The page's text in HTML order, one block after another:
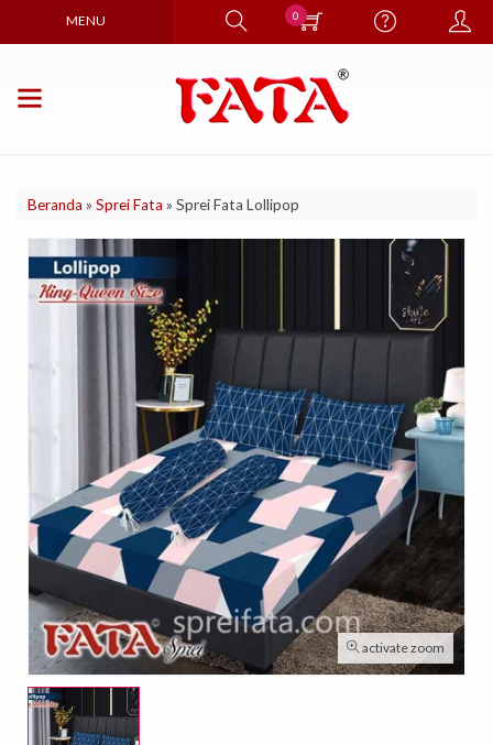
MENU 0
Beranda » Sprei Fata » Sprei Fata Lollipop
activate zoom